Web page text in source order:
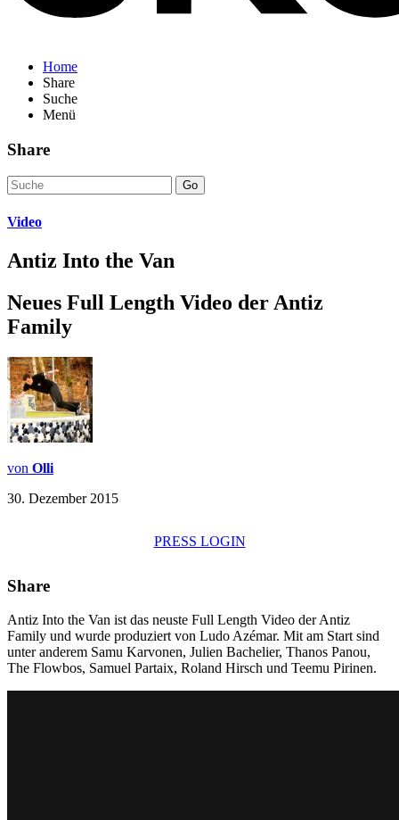
Home
Share
Suche
Menü
Share
Go
Video
Antiz Into the Van
Neues Full Length Video der Antiz
Family
von Olli
30. Dezember 2015
PRESS LOGIN
Share
Antiz Into the Van ist das neuste Full Length Video der Antiz
Family und wurde produziert von Ludo Azémar. Mit am Start sind
unter anderem Samu Karvonen, Julien Bachelier, Thanos Panou,
The Flowbos, Samuel Partaix, Roland Hirsch und Teemu Pirinen.